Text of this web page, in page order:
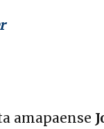
amapaense